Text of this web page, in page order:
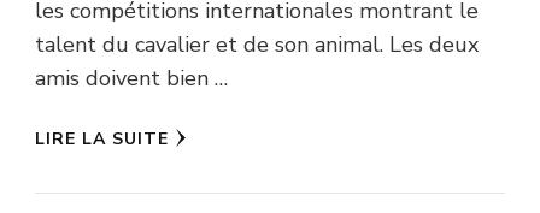
les compétitions internationales montrant le
talent du cavalier et de son animal. Les deux
amis doivent bien …
LIRE LA SUITE